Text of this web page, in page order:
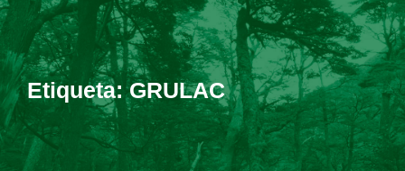
Etiqueta:GRULAC